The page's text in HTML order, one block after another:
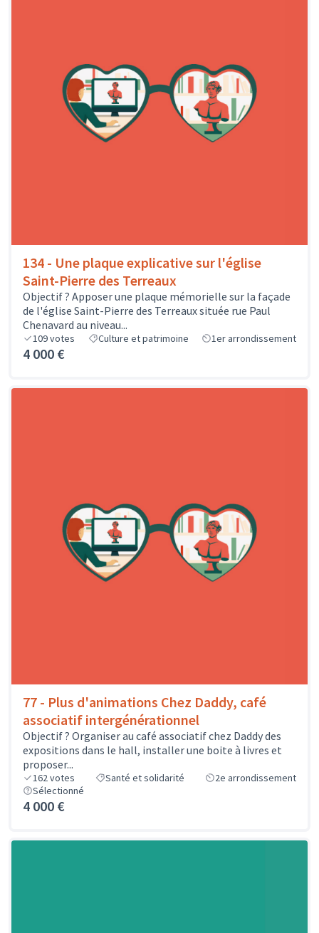
134 - Une plaque explicative sur l'église
Saint-Pierre des Terreaux
Objectif ? Apposer une plaque mémorielle sur la façade
de l'église Saint-Pierre des Terreaux située rue Paul
Chenavard au niveau...
109votes Culture et patrimoine 1er arrondissement
4 000 €
77 - Plus d'animations Chez Daddy, café
associatif intergénérationnel
Objectif ? Organiser au café associatif chez Daddy des
expositions dans le hall, installer une boite à livres et
proposer...
162votes Santé et solidarité
2e arrondissement
Sélectionné
4 000 €